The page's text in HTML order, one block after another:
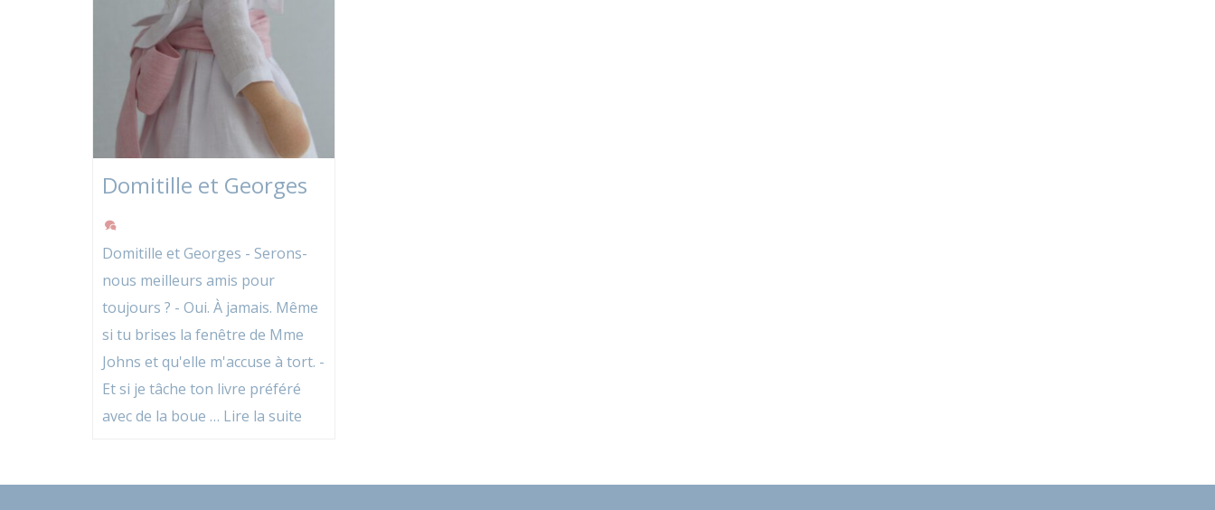
Domitille et Georges
Domitille et Georges - Serons-
nous meilleurs amis pour
toujours ? - Oui. À jamais. Même
si tu brises la fenêtre de Mme
Johns et qu'elle m'accuse à tort. -
Et si je tâche ton livre préféré
avec de la boue … Lire la suite